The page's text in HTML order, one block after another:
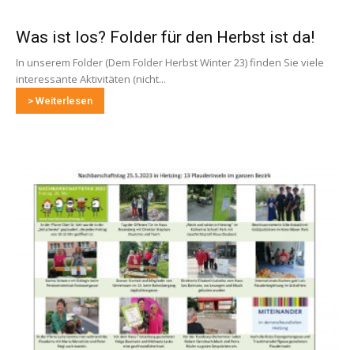
Was ist los? Folder für den Herbst ist da!
In unserem Folder (Dem Folder Herbst Winter 23) finden Sie viele
interessante Aktivitäten (nicht...
> Weiterlesen